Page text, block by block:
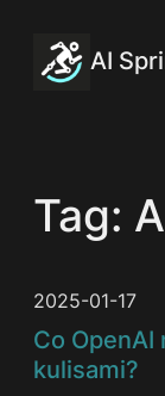
treści
AI
Tag:
2025-01-17
Co
kulisami?